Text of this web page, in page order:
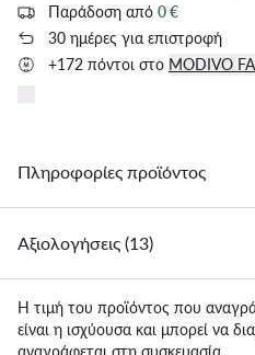
Παράδοση από 0 €
30 ημέρες για επιστροφή
+172 πόντοι στο MODIVO
Πληροφορίες προϊόντος
Αξιολογήσεις (13)
Η τιμή του προϊόντος που
είναι η ισχύουσα και μπορεί να
αναγράφεται στη συσκευασία.